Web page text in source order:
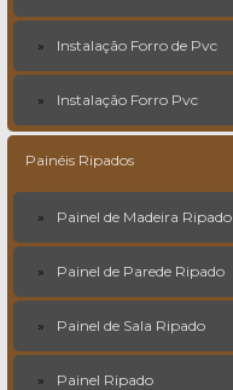
Instalação Forro de Pvc
Instalação Forro Pvc
Painéis Ripados
Painel de Madeira Ripado
Painel de Parede Ripado
Painel de Sala Ripado
Painel Ripado